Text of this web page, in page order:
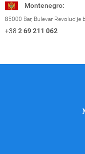
Montenegro:
85000 Bar, Bulevar Revolucije
+38 2 69 211 062